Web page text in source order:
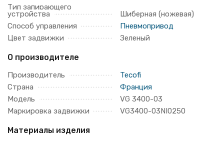
Тип запирающего
устройства
Шиберная (ножевая)
Способ управления
Пневмопривод
Цвет задвижки
Зеленый
О производителе
Производитель
Tecofi
Страна
Франция
Модель
VG 3400-03
Маркировка задвижки
VG3400-03NI0250
Материалы изделия